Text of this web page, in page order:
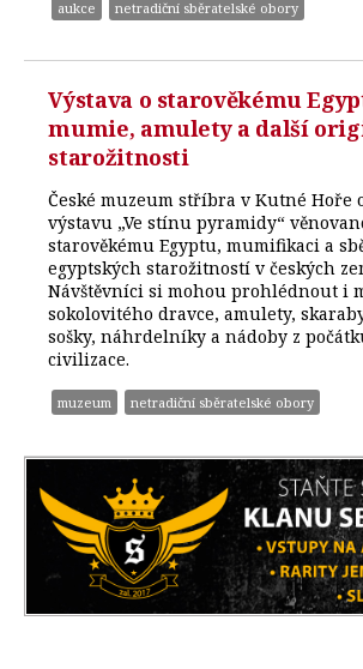
aukce netradiční sběratelské obory
Výstava o starověkému
mumie, amulety a další
starožitnosti
České muzeum stříbra v Kutné Hoře
výstavu „Ve stínu pyramidy“
starověkému Egyptu, mumifikaci a
egyptských starožitností v českých
Návštěvníci si mohou prohlédnout i
sokolovitého dravce, amulety,
sošky, náhrdelníky a nádoby z
civilizace.
muzeum netradiční sběratelské obory